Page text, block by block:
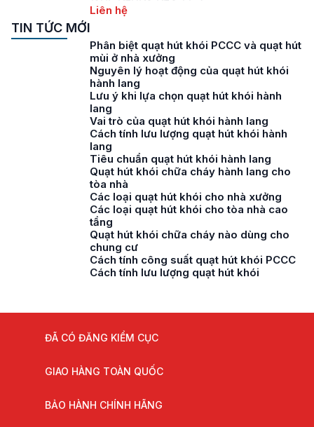
Liên hệ
TIN TỨC MỚI
Phân biệt quạt hút khói PCCC và quạt hút
mùi ở nhà xưởng
Nguyên lý hoạt động của quạt hút khói
hành lang
Lưu ý khi lựa chọn quạt hút khói hành
lang
Vai trò của quạt hút khói hành lang
Cách tính lưu lượng quạt hút khói hành
lang
Tiêu chuẩn quạt hút khói hành lang
Quạt hút khói chữa cháy hành lang cho
tòa nhà
Các loại quạt hút khói cho nhà xưởng
Các loại quạt hút khói cho tòa nhà cao
tầng
Quạt hút khói chữa cháy nào dùng cho
chung cư
Cách tính công suất quạt hút khói PCCC
Cách tính lưu lượng quạt hút khói
ĐÃ CÓ ĐĂNG KIỂM CỤC
GIAO HÀNG TOÀN QUỐC
BẢO HÀNH CHÍNH HÃNG